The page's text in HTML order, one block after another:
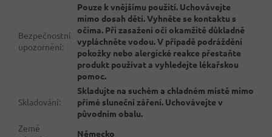
Bezpečnostní
upozornění:
Pouze k vnějšímu použití. Uchovávejte
mimo dosah dětí. Vyhněte se kontaktu s
očima. Při zasažení očí okamžitě důkladně
vypláchněte vodou. V případě podráždění
pokožky nebo alergické reakce přestaňte
produkt používat a vyhledejte lékařskou
pomoc.
Skladování:
Skladujte na suchém a chladném místě mimo
přímé sluneční záření. Uchovávejte v
původním obalu.
Země
Německo